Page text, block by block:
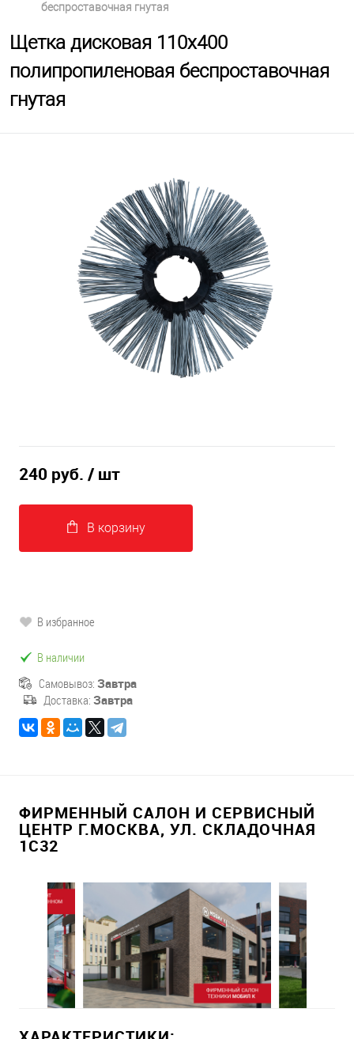
беспроставочная гнутая
Щетка дисковая 110х400
полипропиленовая беспроставочная
гнутая
240 руб. / шт
В корзину
В избранное
В наличии
Самовывоз: Завтра
Доставка: Завтра
ФИРМЕННЫЙ САЛОН И СЕРВИСНЫЙ
ЦЕНТР Г.МОСКВА, УЛ. СКЛАДОЧНАЯ
1С32